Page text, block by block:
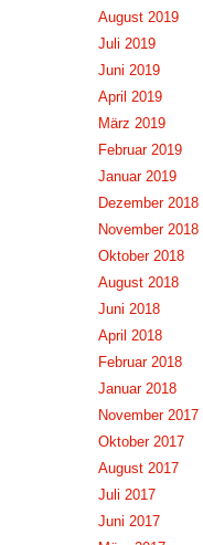
August 2019
Juli 2019
Juni 2019
April 2019
März 2019
Februar 2019
Januar 2019
Dezember 2018
November 2018
Oktober 2018
August 2018
Juni 2018
April 2018
Februar 2018
Januar 2018
November 2017
Oktober 2017
August 2017
Juli 2017
Juni 2017